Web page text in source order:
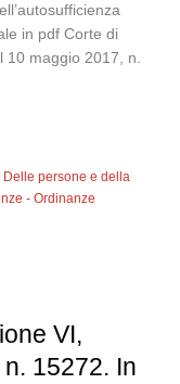
in pdf Corte di
10 maggio 2017, n.
Delle persone e della
- Ordinanze
VI,
15272. In